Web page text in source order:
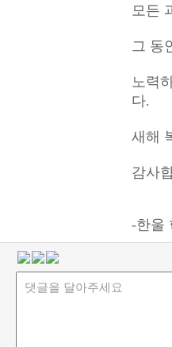
모든
그 동
노력
다.
새해
감사
-한울